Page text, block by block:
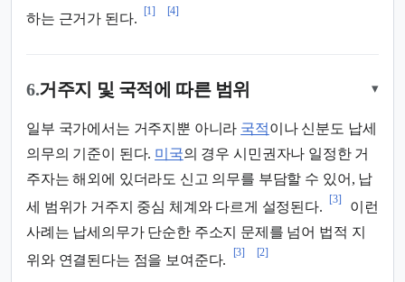
하는 근거가 된다.
[1] [4]
6.거주지 및 국적에 따른 범위 ▾
일부 국가에서는 거주지뿐 아니라 국적이나 신분도 납세
의무의 기준이 된다. 미국의 경우 시민권자나 일정한 거
주자는 해외에 있더라도 신고 의무를 부담할 수 있어, 납
세 범위가 거주지 중심 체계와 다르게 설정된다.
[3]
이런
사례는 납세의무가 단순한 주소지 문제를 넘어 법적 지
위와 연결된다는 점을 보여준다.
[3] [2]